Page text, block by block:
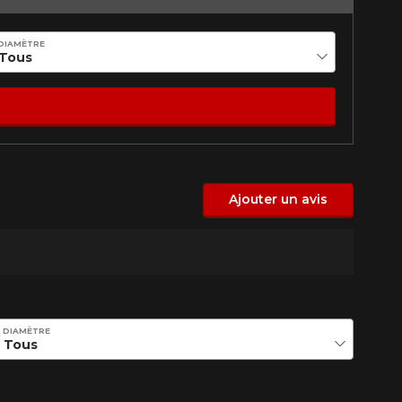
Ajouter un avis
DIAMÈTRE
pas à contacter notre
de l'information sur votre